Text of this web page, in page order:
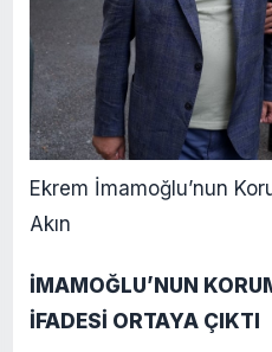
Ekrem İmamoğlu’nun
Akın
İMAMOĞLU’NUN
İFADESİ ORTAYA ÇIKTI